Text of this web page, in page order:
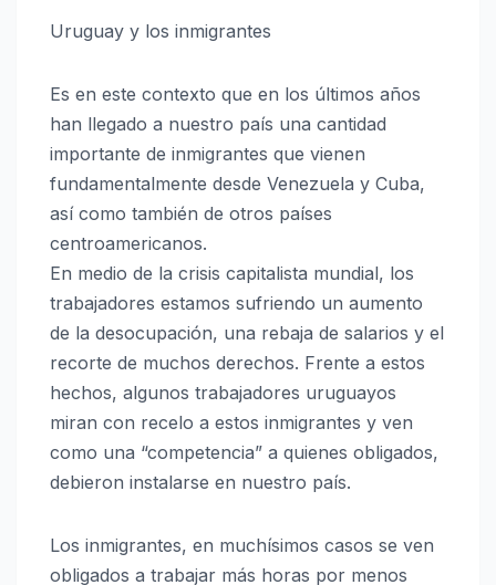
Uruguay y los inmigrantes
Es en este contexto que en los últimos años
han llegado a nuestro país una cantidad
importante de inmigrantes que vienen
fundamentalmente desde Venezuela y Cuba,
así como también de otros países
centroamericanos.
En medio de la crisis capitalista mundial, los
trabajadores estamos sufriendo un aumento
de la desocupación, una rebaja de salarios y el
recorte de muchos derechos. Frente a estos
hechos, algunos trabajadores uruguayos
miran con recelo a estos inmigrantes y ven
como una “competencia” a quienes obligados,
debieron instalarse en nuestro país.
Los inmigrantes, en muchísimos casos se ven
obligados a trabajar más horas por menos